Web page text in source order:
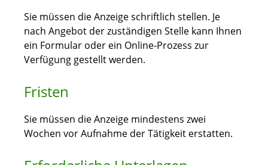
Sie müssen die Anzeige schriftlich stellen. Je
nach Angebot der zuständigen Stelle kann Ihnen
ein Formular oder ein Online-Prozess zur
Verfügung gestellt werden.
Fristen
Sie müssen die Anzeige mindestens zwei
Wochen vor Aufnahme der Tätigkeit erstatten.